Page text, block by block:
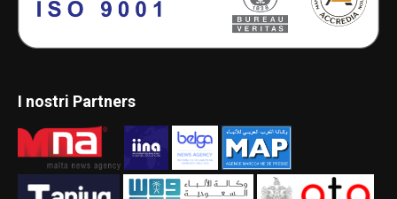
I nostri Partners